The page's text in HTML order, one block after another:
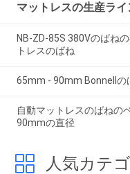
マットレスの生産ライ
NB-ZD-85S 380Vのばね
トレスのばね
65mm - 90mm Bonnellの
自動マットレスのばねの
90mmの直径
人気カテ